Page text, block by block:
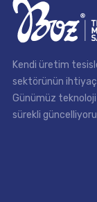
Kendi üretim
sektörünün
Günümüz
sürekli